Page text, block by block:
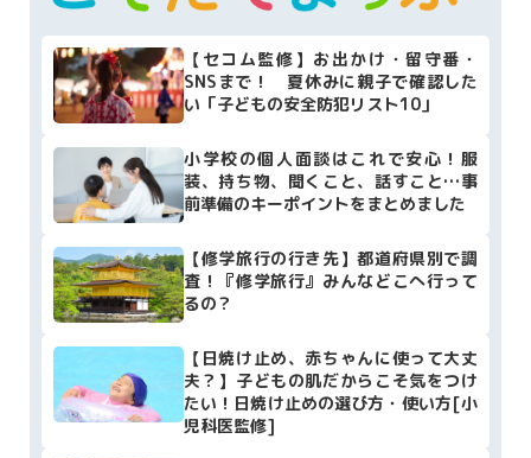
【セコム監修】お出かけ・留守番・
SNSまで！ 夏休みに親子で確認した
い「子どもの安全防犯リスト10」
小学校の個人面談はこれで安心！服
装、持ち物、聞くこと、話すこと…事
前準備のキーポイントをまとめました
【修学旅行の行き先】都道府県別で調
査！『修学旅行』みんなどこへ行って
るの？
【日焼け止め、赤ちゃんに使って大丈
夫？】子どもの肌だからこそ気をつけ
たい！日焼け止めの選び方・使い方[小
児科医監修]